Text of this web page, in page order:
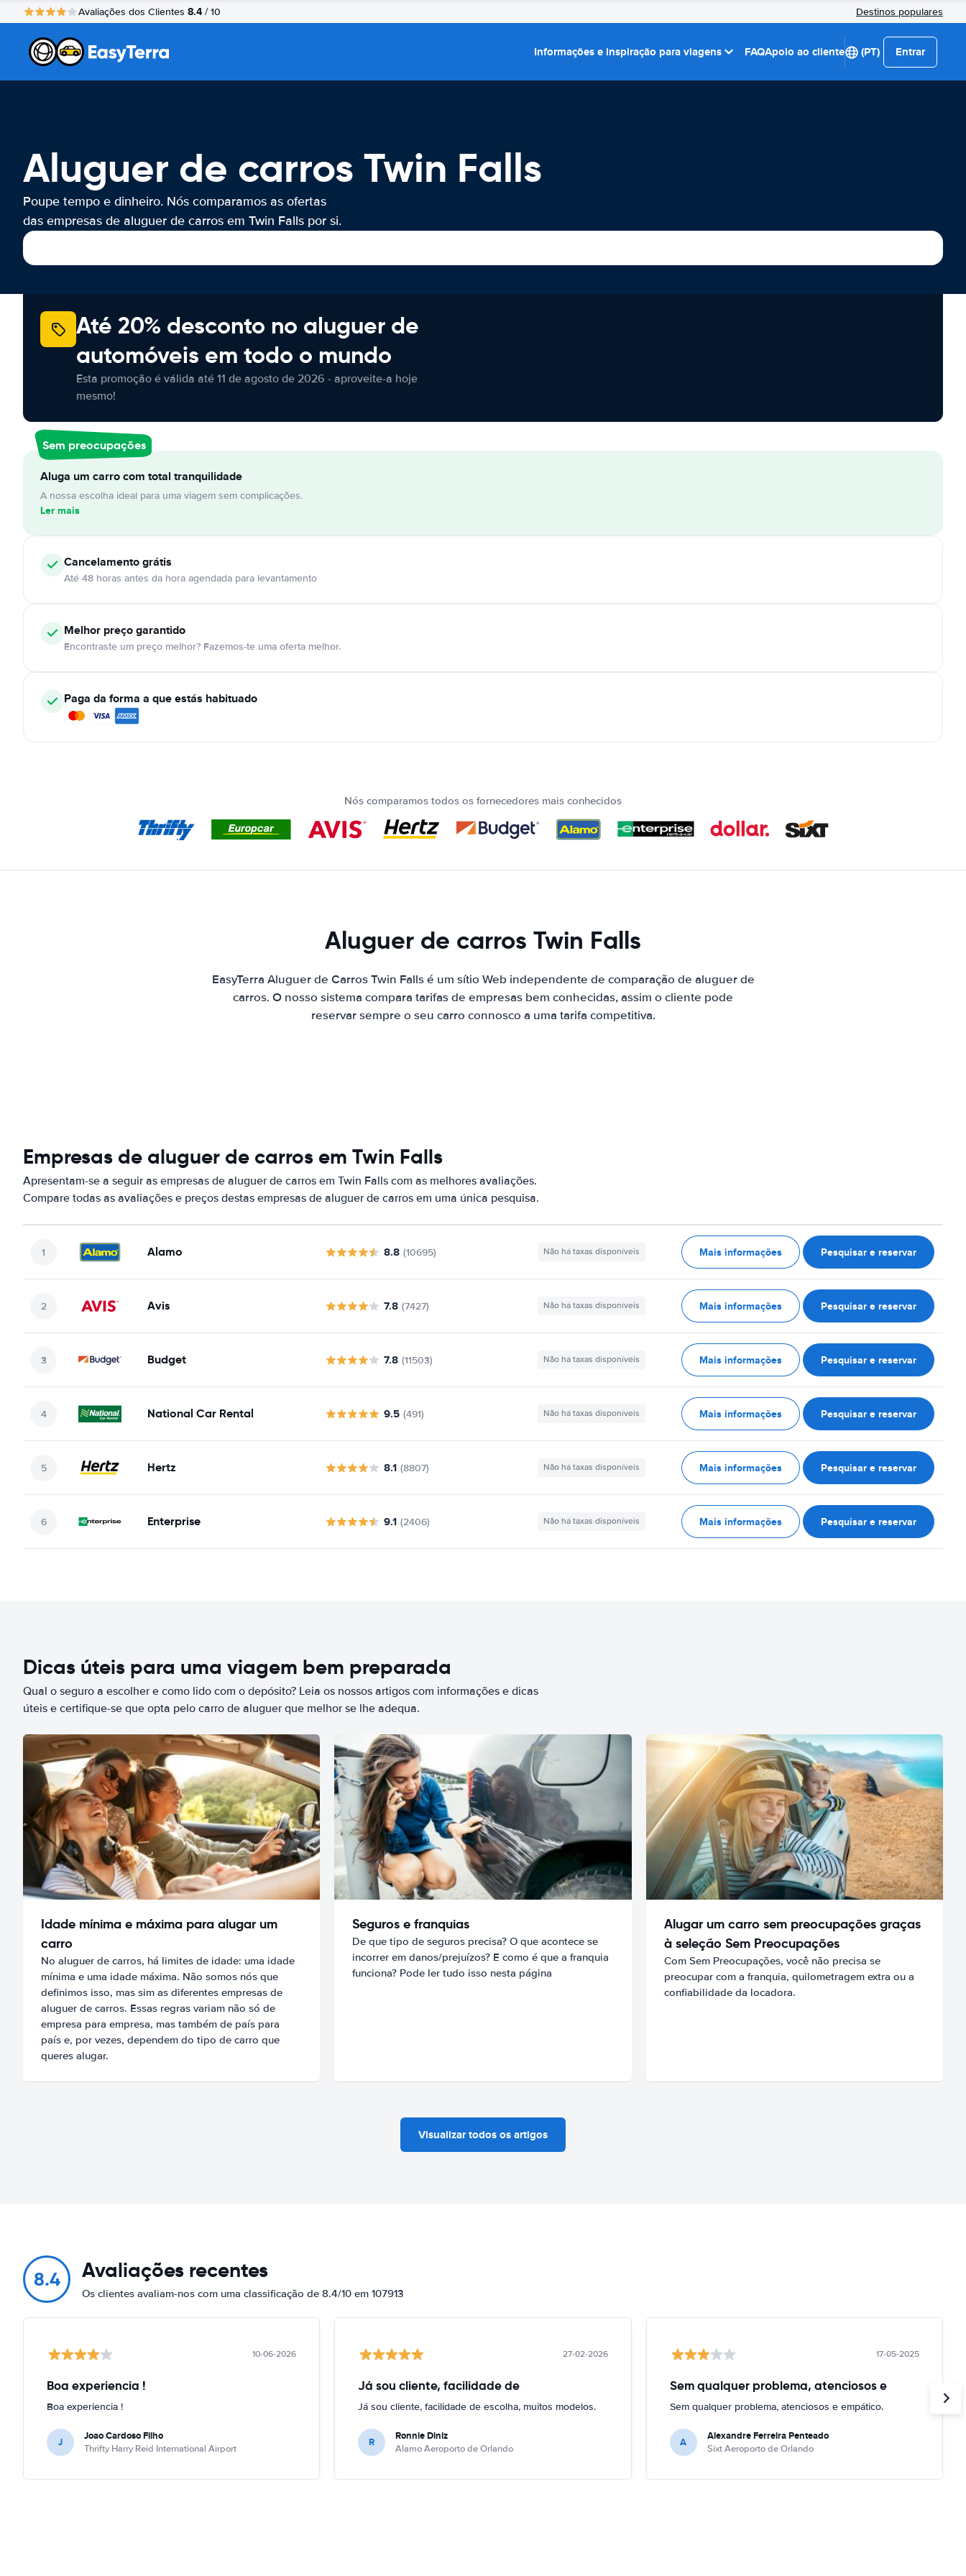
Avaliações dos Clientes 8.4 / 10 Destinos populares
Informações e inspiração para viagens FAQApoio ao cliente (PT) Entrar
Aluguer de carros Twin Falls
Poupe tempo e dinheiro. Nós comparamos as ofertas
das empresas de aluguer de carros em Twin Falls por si.
Até 20% desconto no aluguer de
automóveis em todo o mundo
Esta promoção é válida até 11 de agosto de 2026 - aproveite-a hoje
mesmo!
Sem preocupações
Aluga um carro com total tranquilidade
A nossa escolha ideal para uma viagem sem complicações.
Ler mais
Cancelamentográtis
Até 48 horas antes da hora agendada para levantamento
Melhor preço garantido
Encontraste um preço melhor? Fazemos-te uma oferta melhor.
Paga da forma a que estás habituado
Nós comparamos todos os fornecedores mais conhecidos
Aluguer de carros Twin Falls
EasyTerra Aluguer de Carros Twin Falls é um sítio Web independente de comparação de aluguer de
carros. O nosso sistema compara tarifas de empresas bem conhecidas, assim o cliente pode
reservar sempre o seu carro connosco a uma tarifa competitiva.
Empresas de aluguer de carros em Twin Falls
Apresentam-se a seguir as empresas de aluguer de carros em Twin Falls com as melhores avaliações.
Compare todas as avaliações e preços destas empresas de aluguer de carros em uma única pesquisa.
Alamo 8.8 (10695) Não há taxas disponíveis Mais informações Pesquisar e reservar
Avis 7.8 (7427) Não há taxas disponíveis Mais informações Pesquisar e reservar
Budget 7.8 (11503) Não há taxas disponíveis Mais informações Pesquisar e reservar
National Car Rental 9.5 (491) Não há taxas disponíveis Mais informações Pesquisar e reservar
Hertz 8.1 (8807) Não há taxas disponíveis Mais informações Pesquisar e reservar
Enterprise 9.1 (2406) Não há taxas disponíveis Mais informações Pesquisar e reservar
Dicas úteis para uma viagem bem preparada
Qual o seguro a escolher e como lido com o depósito? Leia os nossos artigos com informações e dicas
úteis e certifique-se que opta pelo carro de aluguer que melhor se lhe adequa.
Idade mínima e máxima para alugar um
carro
No aluguer de carros, há limites de idade: uma idade
mínima e uma idade máxima. Não somos nós que
definimos isso, mas sim as diferentes empresas de
aluguer de carros. Essas regras variam não só de
empresa para empresa, mas também de país para
país e, por vezes, dependem do tipo de carro que
queres alugar.
Seguros e franquias
De que tipo de seguros precisa? O que acontece se
incorrer em danos/prejuízos? E como é que a franquia
funciona? Pode ler tudo isso nesta página
Alugar um carro sem preocupações graças
à seleção Sem Preocupações
Com Sem Preocupações, você não precisa se
preocupar com a franquia, quilometragem extra ou a
confiabilidade da locadora.
Visualizar todos os artigos
8.4 Avaliações recentes
Os clientes avaliam-nos com uma classificação de 8.4/10 em 107913
10-06-2026
Boa experiencia !
Boa experiencia !
J Joao Cardoso Filho
Thrifty Harry Reid International Airport
27-02-2026
Já sou cliente, facilidade de
Já sou cliente, facilidade de escolha, muitos modelos.
R Ronnie Diniz
Alamo Aeroporto de Orlando
17-05-2025
Sem qualquer problema, atenciosos e
Sem qualquer problema, atenciosos e empático.
A Alexandre Ferreira Penteado
Sixt Aeroporto de Orlando